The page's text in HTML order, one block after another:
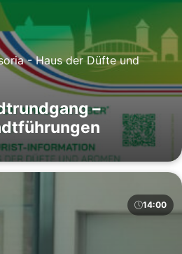
- Haus der Düfte und
–
14:00